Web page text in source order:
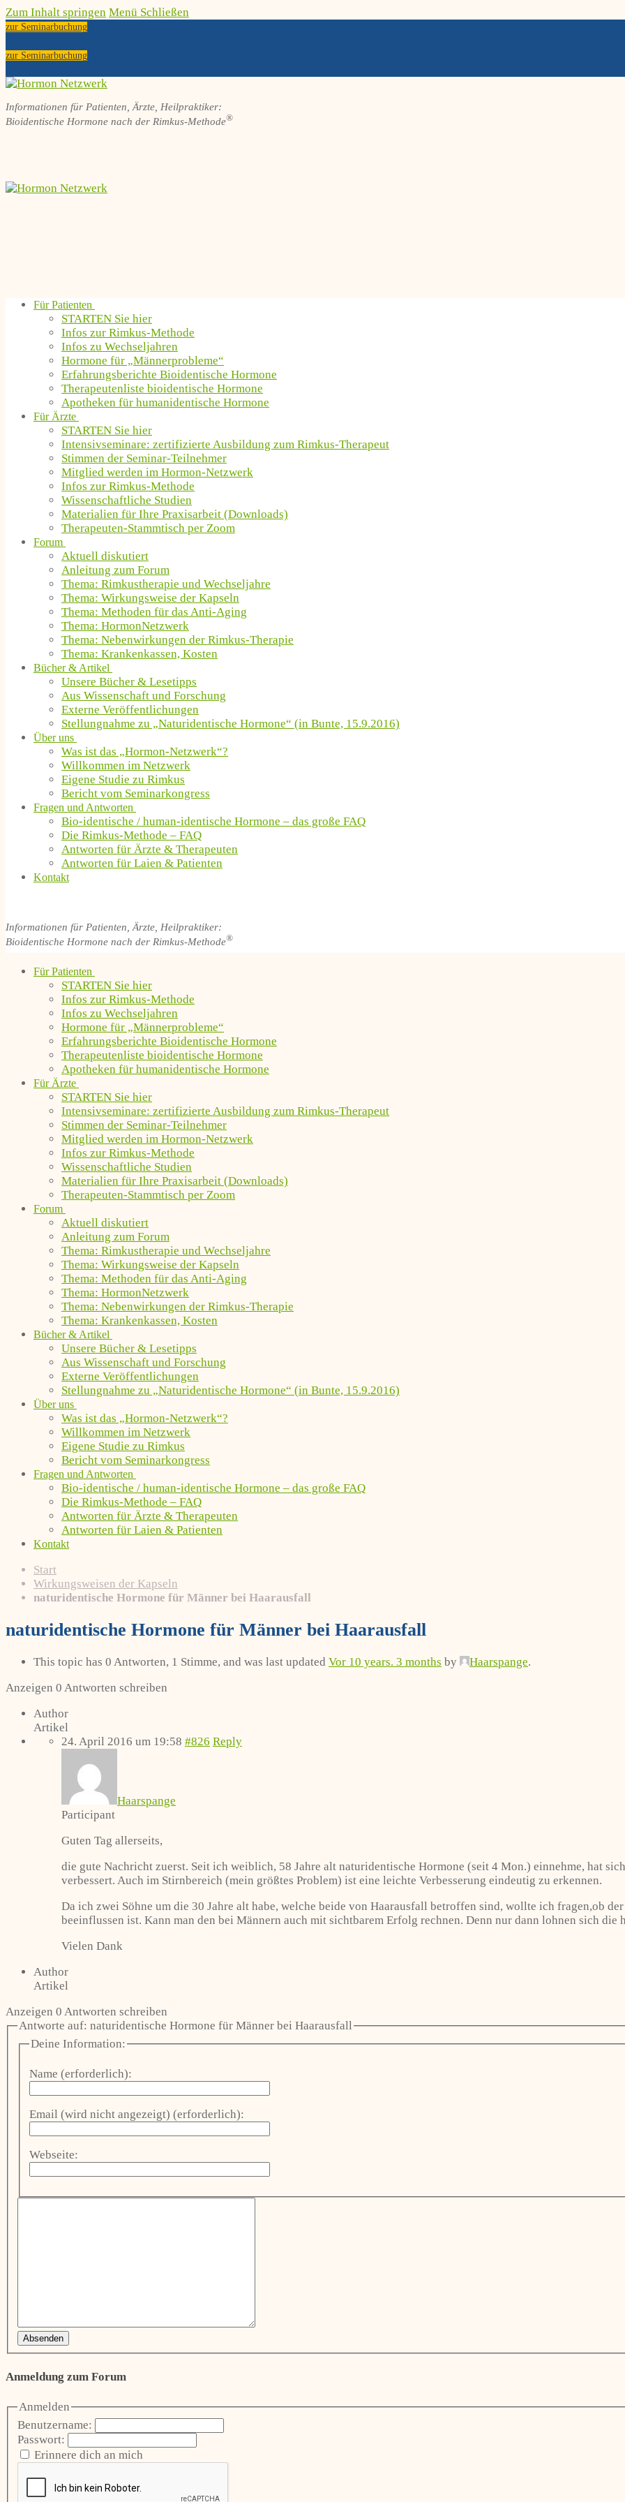
Zum Inhalt springen Menü Schließen
zur Seminarbuchung
zur Seminarbuchung
Informationen für Patienten, Ärzte, Heilpraktiker:
Bioidentische Hormone nach der Rimkus-Methode®
Für Patienten
STARTEN Sie hier
Infos zur Rimkus-Methode
Infos zu Wechseljahren
Hormone für „Männerprobleme“
Erfahrungsberichte Bioidentische Hormone
Therapeutenliste bioidentische Hormone
Apotheken für humanidentische Hormone
Für Ärzte
STARTEN Sie hier
Intensivseminare: zertifizierte Ausbildung zum Rimkus-Therapeut
Stimmen der Seminar-Teilnehmer
Mitglied werden im Hormon-Netzwerk
Infos zur Rimkus-Methode
Wissenschaftliche Studien
Materialien für Ihre Praxisarbeit (Downloads)
Therapeuten-Stammtisch per Zoom
Forum
Aktuell diskutiert
Anleitung zum Forum
Thema: Rimkustherapie und Wechseljahre
Thema: Wirkungsweise der Kapseln
Thema: Methoden für das Anti-Aging
Thema: HormonNetzwerk
Thema: Nebenwirkungen der Rimkus-Therapie
Thema: Krankenkassen, Kosten
Bücher & Artikel
Unsere Bücher & Lesetipps
Aus Wissenschaft und Forschung
Externe Veröffentlichungen
Stellungnahme zu „Naturidentische Hormone“ (in Bunte, 15.9.2016)
Über uns
Was ist das „Hormon-Netzwerk“?
Willkommen im Netzwerk
Eigene Studie zu Rimkus
Bericht vom Seminarkongress
Fragen und Antworten
Bio-identische / human-identische Hormone – das große FAQ
Die Rimkus-Methode – FAQ
Antworten für Ärzte & Therapeuten
Antworten für Laien & Patienten
Kontakt
Informationen für Patienten, Ärzte, Heilpraktiker:
Bioidentische Hormone nach der Rimkus-Methode®
Für Patienten
STARTEN Sie hier
Infos zur Rimkus-Methode
Infos zu Wechseljahren
Hormone für „Männerprobleme“
Erfahrungsberichte Bioidentische Hormone
Therapeutenliste bioidentische Hormone
Apotheken für humanidentische Hormone
Für Ärzte
STARTEN Sie hier
Intensivseminare: zertifizierte Ausbildung zum Rimkus-Therapeut
Stimmen der Seminar-Teilnehmer
Mitglied werden im Hormon-Netzwerk
Infos zur Rimkus-Methode
Wissenschaftliche Studien
Materialien für Ihre Praxisarbeit (Downloads)
Therapeuten-Stammtisch per Zoom
Forum
Aktuell diskutiert
Anleitung zum Forum
Thema: Rimkustherapie und Wechseljahre
Thema: Wirkungsweise der Kapseln
Thema: Methoden für das Anti-Aging
Thema: HormonNetzwerk
Thema: Nebenwirkungen der Rimkus-Therapie
Thema: Krankenkassen, Kosten
Bücher & Artikel
Unsere Bücher & Lesetipps
Aus Wissenschaft und Forschung
Externe Veröffentlichungen
Stellungnahme zu „Naturidentische Hormone“ (in Bunte, 15.9.2016)
Über uns
Was ist das „Hormon-Netzwerk“?
Willkommen im Netzwerk
Eigene Studie zu Rimkus
Bericht vom Seminarkongress
Fragen und Antworten
Bio-identische / human-identische Hormone – das große FAQ
Die Rimkus-Methode – FAQ
Antworten für Ärzte & Therapeuten
Antworten für Laien & Patienten
Kontakt
Start
Wirkungsweisen der Kapseln
naturidentische Hormone für Männer bei Haarausfall
naturidentische Hormone für Männer bei Haarausfall
This topic has 0 Antworten, 1 Stimme, and was last updated Vor 10 years. 3 months by Haarspange.
Anzeigen 0 Antworten schreiben
Author
Artikel
24. April 2016 um 19:58 #826 Reply
Haarspange
Participant
Guten Tag allerseits,
die gute Nachricht zuerst. Seit ich weiblich, 58 Jahre alt naturidentische Hormone (seit 4 Mon.) einnehme, hat
verbessert. Auch im Stirnbereich (mein größtes Problem) ist eine leichte Verbesserung eindeutig zu erkennen.
Da ich zwei Söhne um die 30 Jahre alt habe, welche beide von Haarausfall betroffen sind, wollte ich fragen,ob
beeinflussen ist. Kann man den bei Männern auch mit sichtbarem Erfolg rechnen. Denn nur dann lohnen sich die
Vielen Dank
Author
Artikel
Anzeigen 0 Antworten schreiben
Antworte auf: naturidentische Hormone für Männer bei Haarausfall
Deine Information:
Name (erforderlich):
Email (wird nicht angezeigt) (erforderlich):
Webseite:
Absenden
Anmeldung zum Forum
Anmelden
Benutzername:
Passwort:
Erinnere dich an mich